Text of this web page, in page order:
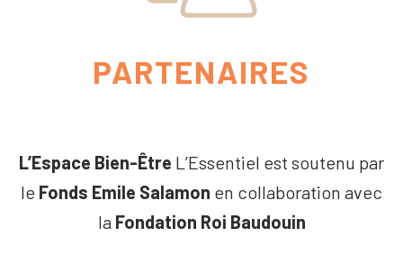
PARTENAIRES
L’Espace Bien-Être L’Essentiel est soutenu par
le Fonds Emile Salamon en collaboration avec
la Fondation Roi Baudouin